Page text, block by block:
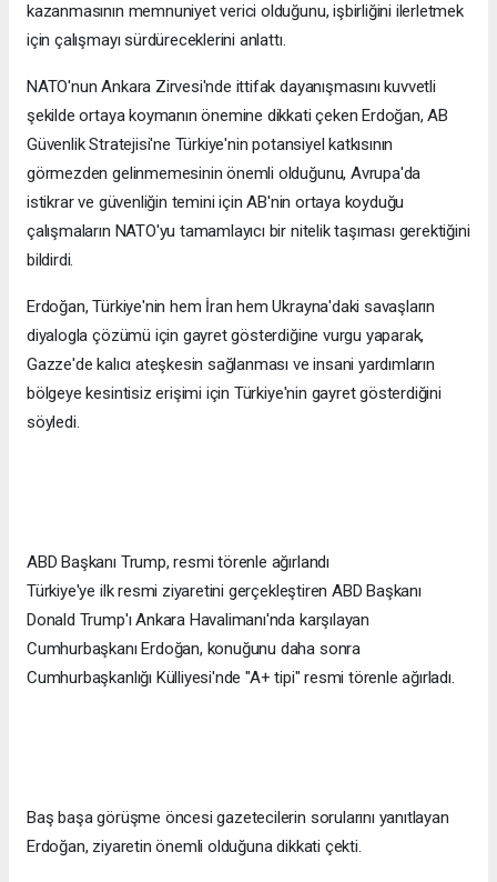
kazanmasının memnuniyet verici olduğunu, işbirliğini ilerletmek
için çalışmayı sürdüreceklerini anlattı.
NATO'nun Ankara Zirvesi'nde ittifak dayanışmasını kuvvetli
şekilde ortaya koymanın önemine dikkati çeken Erdoğan, AB
Güvenlik Stratejisi'ne Türkiye'nin potansiyel katkısının
görmezden gelinmemesinin önemli olduğunu, Avrupa'da
istikrar ve güvenliğin temini için AB'nin ortaya koyduğu
çalışmaların NATO'yu tamamlayıcı bir nitelik taşıması gerektiğini
bildirdi.
Erdoğan, Türkiye'nin hem İran hem Ukrayna'daki savaşların
diyalogla çözümü için gayret gösterdiğine vurgu yaparak,
Gazze'de kalıcı ateşkesin sağlanması ve insani yardımların
bölgeye kesintisiz erişimi için Türkiye'nin gayret gösterdiğini
söyledi.
ABD Başkanı Trump, resmi törenle ağırlandı
Türkiye'ye ilk resmi ziyaretini gerçekleştiren ABD Başkanı
Donald Trump'ı Ankara Havalimanı'nda karşılayan
Cumhurbaşkanı Erdoğan, konuğunu daha sonra
Cumhurbaşkanlığı Külliyesi'nde "A+ tipi" resmi törenle ağırladı.
Baş başa görüşme öncesi gazetecilerin sorularını yanıtlayan
Erdoğan, ziyaretin önemli olduğuna dikkati çekti.